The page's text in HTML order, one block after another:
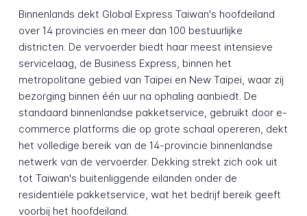
Binnenlands dekt Global Express Taiwan's hoofdeiland
over 14 provincies en meer dan 100 bestuurlijke
districten. De vervoerder biedt haar meest intensieve
servicelaag, de Business Express, binnen het
metropolitane gebied van Taipei en New Taipei, waar zij
bezorging binnen één uur na ophaling aanbiedt. De
standaard binnenlandse pakketservice, gebruikt door e-
commerce platforms die op grote schaal opereren, dekt
het volledige bereik van de 14-provincie binnenlandse
netwerk van de vervoerder. Dekking strekt zich ook uit
tot Taiwan's buitenliggende eilanden onder de
residentiële pakketservice, wat het bedrijf bereik geeft
voorbij het hoofdeiland.